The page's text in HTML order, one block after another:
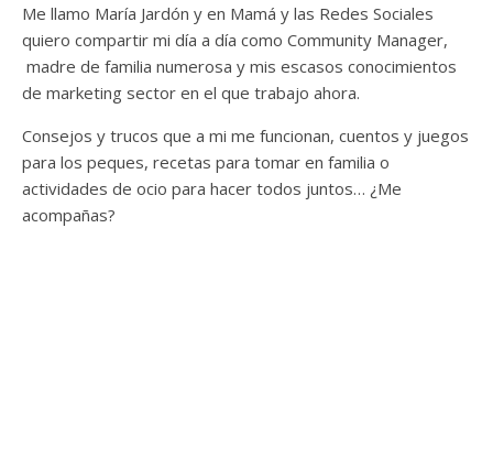
Me llamo María Jardón y en Mamá y las Redes Sociales
quiero compartir mi día a día como Community Manager,
madre de familia numerosa y mis escasos conocimientos
de marketing sector en el que trabajo ahora.
Consejos y trucos que a mi me funcionan, cuentos y juegos
para los peques, recetas para tomar en familia o
actividades de ocio para hacer todos juntos… ¿Me
acompañas?